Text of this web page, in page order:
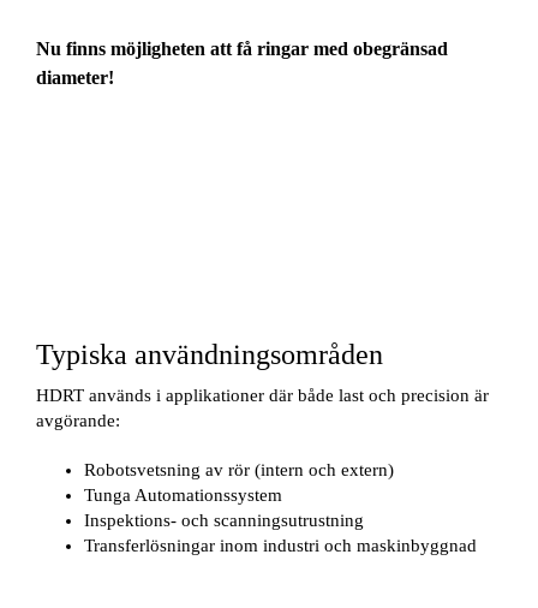
Nu finns möjligheten att få ringar med obegränsad
diameter!
Typiska användningsområden
HDRT används i applikationer där både last och precision är
avgörande:
Robotsvetsning av rör (intern och extern)
Tunga Automationssystem
Inspektions- och scanningsutrustning
Transferlösningar inom industri och maskinbyggnad